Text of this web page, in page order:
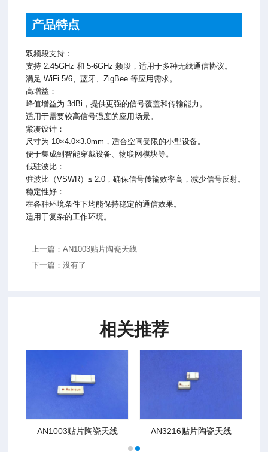
产品特点
双频段支持：
支持 2.45GHz 和 5-6GHz 频段，适用于多种无线通信协议。
满足 WiFi 5/6、蓝牙、ZigBee 等应用需求。
高增益：
峰值增益为 3dBi，提供更强的信号覆盖和传输能力。
适用于需要较高信号强度的应用场景。
紧凑设计：
尺寸为 10×4.0×3.0mm，适合空间受限的小型设备。
便于集成到智能穿戴设备、物联网模块等。
低驻波比：
驻波比（VSWR）≤ 2.0，确保信号传输效率高，减少信号反射。
稳定性好：
在各种环境条件下均能保持稳定的通信效果。
适用于复杂的工作环境。
上一篇：AN1003贴片陶瓷天线
下一篇：没有了
相关推荐
AN1003贴片陶瓷天线 AN3216贴片陶瓷天线